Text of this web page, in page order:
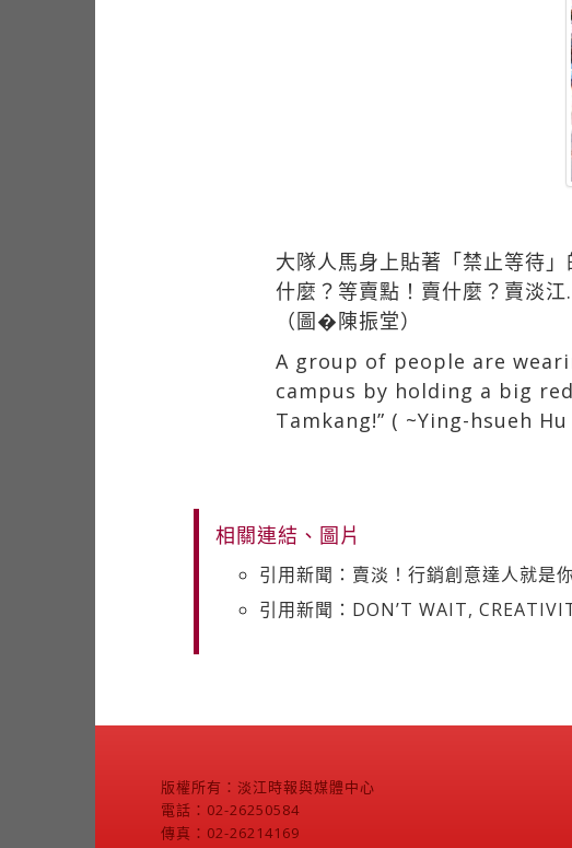
大隊人馬身上貼著「禁止等待
什麼？等賣點！賣什麼？賣淡
（圖�陳振堂）
A group of people are
campus by holding a big
Tamkang!” ( ~Ying-hsueh Hu
相關連結、圖片
引用新聞：賣淡！行銷創意達人就是你
引用新聞：DON’T WAIT,
版權所有：淡江時報與媒體中心
電話：02-26250584
傳真：02-26214169